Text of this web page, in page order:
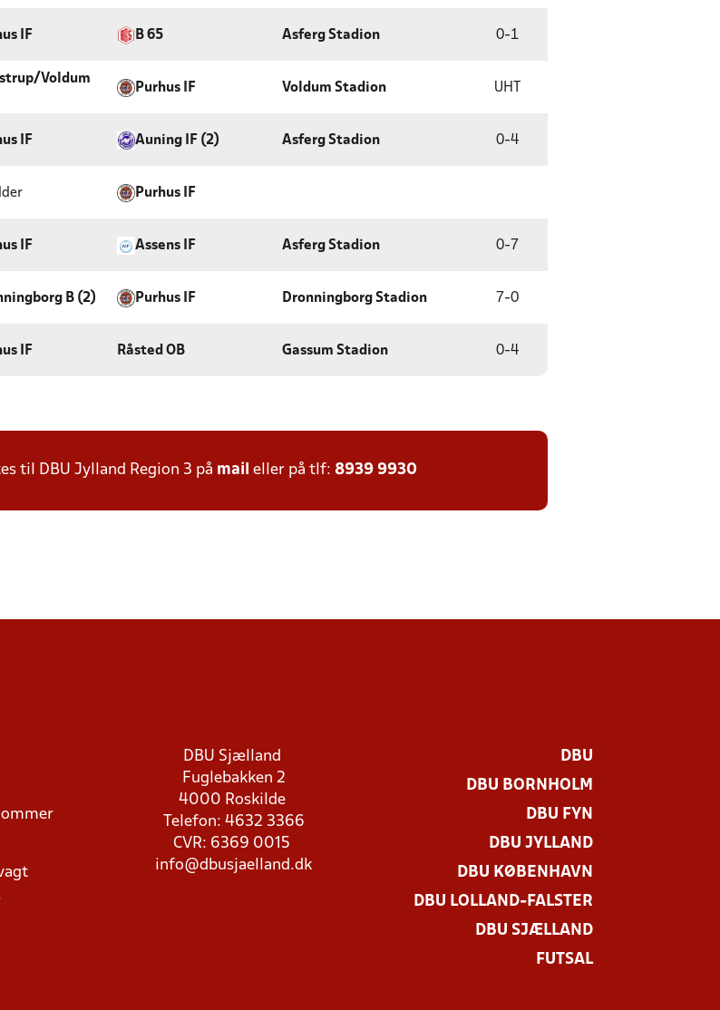
IF B 65 Asferg Stadion 0-1
Voldum
Purhus IF Voldum Stadion UHT
IF Auning IF (2) Asferg Stadion 0-4
Purhus IF
IF Assens IF Asferg Stadion 0- 7
B (2) Purhus IF Dronningborg Stadion 7 -0
IF Råsted OB Gassum Stadion 0-4
til DBU Jylland Region 3 på mail eller på tlf: 8939 9930
DBU Sjælland
Fuglebakken 2
4000 Roskilde
Telefon: 4632 3366
CVR: 6369 0015
info@dbusjaelland.dk
DBU
DBU BORNHOLM
DBU FYN
DBU JYLLAND
DBU KØBENHAVN
DBU LOLLAND-FALSTER
DBU SJÆLLAND
FUTSAL